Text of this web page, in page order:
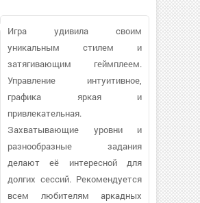
Игра удивила своим
уникальным стилем и
затягивающим геймплеем.
Управление интуитивное,
графика яркая и
привлекательная.
Захватывающие уровни и
разнообразные задания
делают её интересной для
долгих сессий. Рекомендуется
всем любителям аркадных